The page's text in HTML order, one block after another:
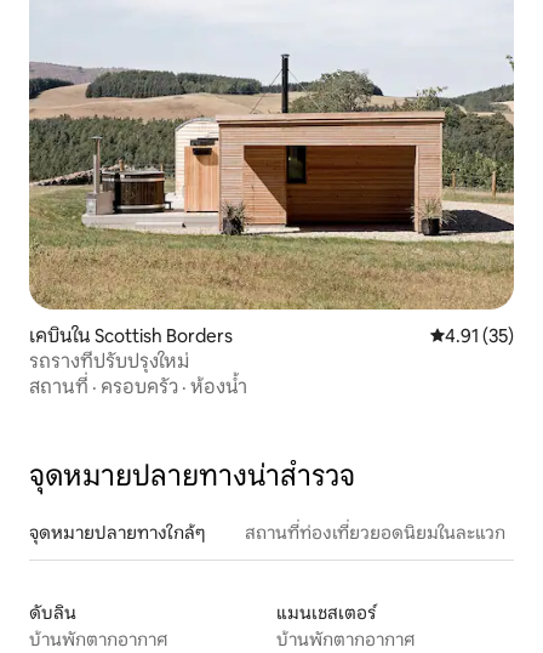
เคบินใน Scottish Borders คะแนนเฉลี่ย
4.91 (35)
รถรางที่ปรับปรุงใหม่
สถานที่ · ครอบครัว · ห้องน้ำ
จุดหมายปลายทางน่าสำรวจ
จุดหมายปลายทางใกล้ๆ สถานที่ท่องเที่ยวยอดนิยมในละแวก
ดับลิน
บ้านพักตากอากาศ
แมนเชสเตอร์
บ้านพักตากอากาศ